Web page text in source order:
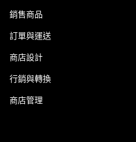
銷售商品
訂單與運送
商店設計
行銷與轉換
商店管理